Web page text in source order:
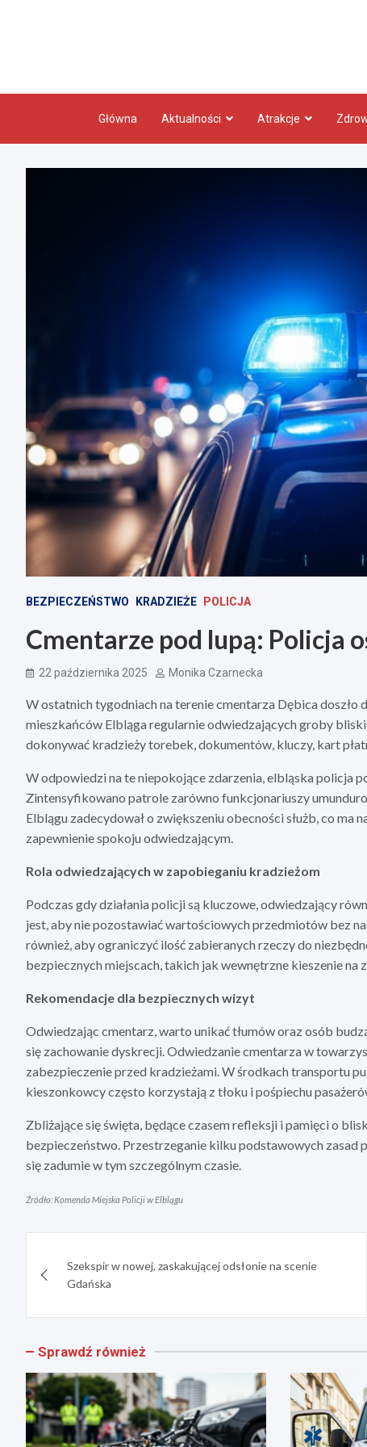
Główna Aktualności Atrakcje
BEZPIECZEŃSTWO KRADZIEŻE POLICJA
Cmentarze pod lupą: Policja
22 października 2025 Monika Czarnecka
W ostatnich tygodniach na terenie cmentarza Dębica
mieszkańców Elbląga regularnie odwiedzających groby
dokonywać kradzieży torebek, dokumentów, kluczy, kart
W odpowiedzi na te niepokojące zdarzenia, elbląska policja
Zintensyfikowano patrole zarówno funkcjonariuszy
Elblągu zadecydował o zwiększeniu obecności służb, co
zapewnienie spokoju odwiedzającym.
Rola odwiedzających w zapobieganiu kradzieżom
Podczas gdy działania policji są kluczowe, odwiedzający
jest, aby nie pozostawiać wartościowych przedmiotów bez
również, aby ograniczyć ilość zabieranych rzeczy do
bezpiecznych miejscach, takich jak wewnętrzne kieszenie na
Rekomendacje dla bezpiecznych wizyt
Odwiedzając cmentarz, warto unikać tłumów oraz osób
się zachowanie dyskrecji. Odwiedzanie cmentarza w
zabezpieczenie przed kradzieżami. W środkach transportu
kieszonkowcy często korzystają z tłoku i pośpiechu
Zbliżające się święta, będące czasem refleksji i pamięci o
bezpieczeństwo. Przestrzeganie kilku podstawowych
się zadumie w tym szczególnym czasie.
Źródło: Komenda Miejska Policji w Elblągu
wpisuSzekspir w nowej, zaskakującej odsłonie na scenie
Gdańska
Sprawdź również